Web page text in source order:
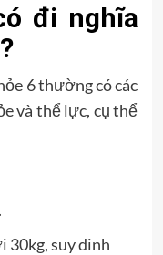
đi nghĩa
6 thường có các
và thể lực, cụ thể
30kg, suy dinh